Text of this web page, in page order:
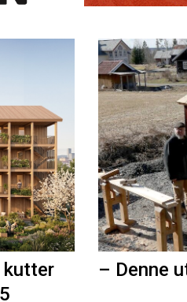
kutter
– Denne